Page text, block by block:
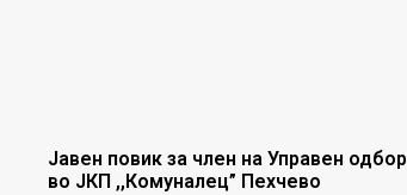
Јавен повик за член на Управен одбор
во ЈКП ,,Комуналец” Пехчево